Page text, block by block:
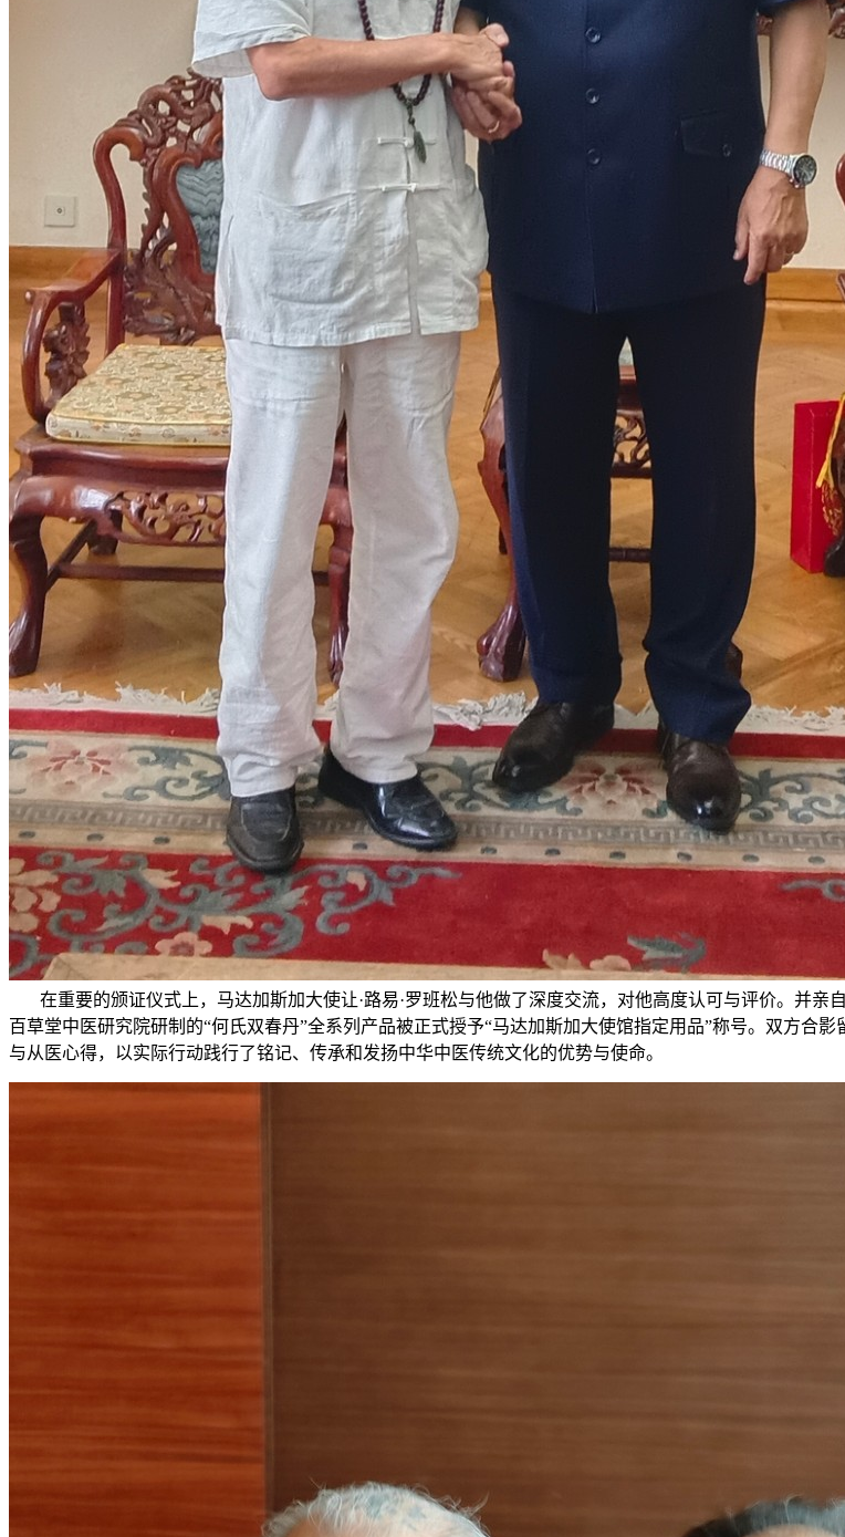
在重要的颁证仪式上，马达加斯加大使让·路易·罗班松与他做了深度交流，对他高度认可与评价。并亲
百草堂中医研究院研制的“何氏双春丹”全系列产品被正式授予“马达加斯加大使馆指定用品”称号。双方合
与从医心得，以实际行动践行了铭记、传承和发扬中华中医传统文化的优势与使命。